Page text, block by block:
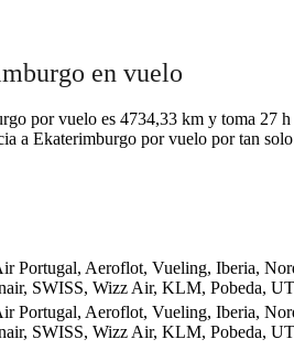
en vuelo
por vuelo es 4734,33 km y toma 27
a Ekaterimburgo por vuelo por tan
Portugal, Aeroflot, Vueling, Iberia,
SWISS, Wizz Air, KLM, Pobeda,
Portugal, Aeroflot, Vueling, Iberia,
SWISS, Wizz Air, KLM, Pobeda,